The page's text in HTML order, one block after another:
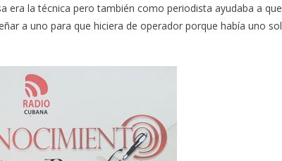
era la técnica pero también como periodista ayudaba a que
a uno para que hiciera de operador porque había uno